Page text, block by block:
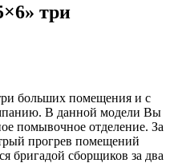
три
больших помещения и с
В данной модели Вы
помывочное отделение. За
прогрев помещений
бригадой сборщиков за два